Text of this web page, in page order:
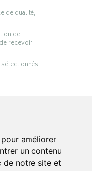
améliorer
un contenu
de notre site et
de qualité,
de
recevoir